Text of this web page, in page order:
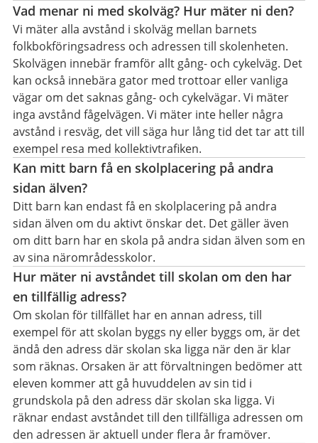
Vad menar ni med skolväg? Hur mäter ni den?
Vi mäter alla avstånd i skolväg mellan barnets
folkbokföringsadress och adressen till skolenheten.
Skolvägen innebär framför allt gång- och cykelväg. Det
kan också innebära gator med trottoar eller vanliga
vägar om det saknas gång- och cykelvägar. Vi mäter
inga avstånd fågelvägen. Vi mäter inte heller några
avstånd i resväg, det vill säga hur lång tid det tar att till
exempel resa med kollektivtrafiken.
Kan mitt barn få en skolplacering på andra
sidan älven?
Ditt barn kan endast få en skolplacering på andra
sidan älven om du aktivt önskar det. Det gäller även
om ditt barn har en skola på andra sidan älven som en
av sina närområdesskolor.
Hur mäter ni avståndet till skolan om den har
en tillfällig adress?
Om skolan för tillfället har en annan adress, till
exempel för att skolan byggs ny eller byggs om, är det
ändå den adress där skolan ska ligga när den är klar
som räknas. Orsaken är att förvaltningen bedömer att
eleven kommer att gå huvuddelen av sin tid i
grundskola på den adress där skolan ska ligga. Vi
räknar endast avståndet till den tillfälliga adressen om
den adressen är aktuell under flera år framöver.